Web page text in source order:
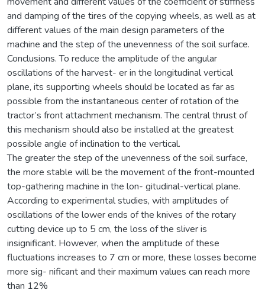
and damping of the tires of the copying wheels, as well as at
different values of the main design parameters of the
machine and the step of the unevenness of the soil surface.
Conclusions. To reduce the amplitude of the angular
oscillations of the harvest- er in the longitudinal vertical
plane, its supporting wheels should be located as far as
possible from the instantaneous center of rotation of the
tractor’s front attachment mechanism. The central thrust of
this mechanism should also be installed at the greatest
possible angle of inclination to the vertical.
The greater the step of the unevenness of the soil surface,
the more stable will be the movement of the front-mounted
top-gathering machine in the lon- gitudinal-vertical plane.
According to experimental studies, with amplitudes of
oscillations of the lower ends of the knives of the rotary
cutting device up to 5 cm, the loss of the sliver is
insignificant. However, when the amplitude of these
fluctuations increases to 7 cm or more, these losses become
more sig- nificant and their maximum values can reach more
than 12%